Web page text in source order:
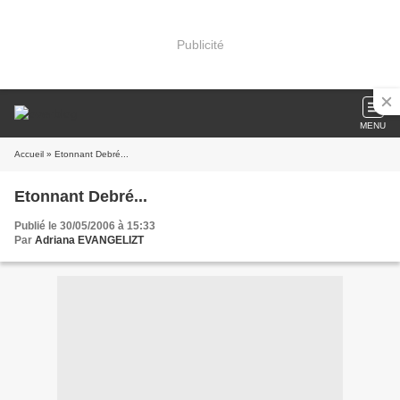
Publicité
MENU
Accueil » Etonnant Debré...
Etonnant Debré...
Publié le 30/05/2006 à 15:33
Par Adriana EVANGELIZT